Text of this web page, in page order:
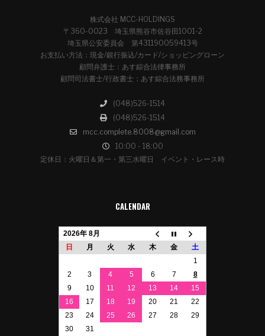
株式会社 MCC-HOLDINGS
〒360-0023 埼玉県熊谷市佐谷田1001-2
埼玉県公安委員会 第431190059413号
お支払い方法：現金/銀行振込/カード/ショッピングローン
顧問弁護士：あす綜合法律事務所
顧問司法書士/行政書士：あす綜合法務事務所
(048)526-1514
(048)526-1514
mcc.complete.8008@gmail.com
10:00 - 18:00
定休日：火曜日＆第一・第三水曜日 イベント・レース時
CALENDAR
2026年 8月
日
月 火 水 木 金
土
1
2
3 4 5 6 7
8
9
10 11 12 13 14
15
16
17 18 19 20 21
22
23
24 25 26 27 28
29
30
31